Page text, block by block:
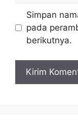
Simpan
pada
berikutnya.